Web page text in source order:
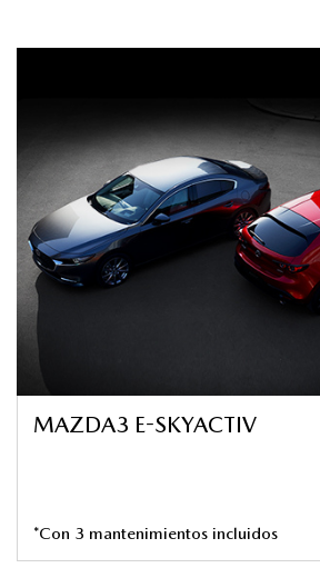
MAZDA3 E-SKYACTIV
*Con 3 mantenimientos incluidos